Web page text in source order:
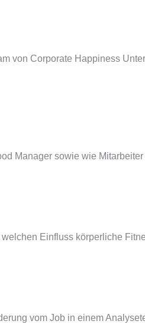
von Corporate Happiness
Manager sowie wie
Einfluss körperliche
vom Job in einem